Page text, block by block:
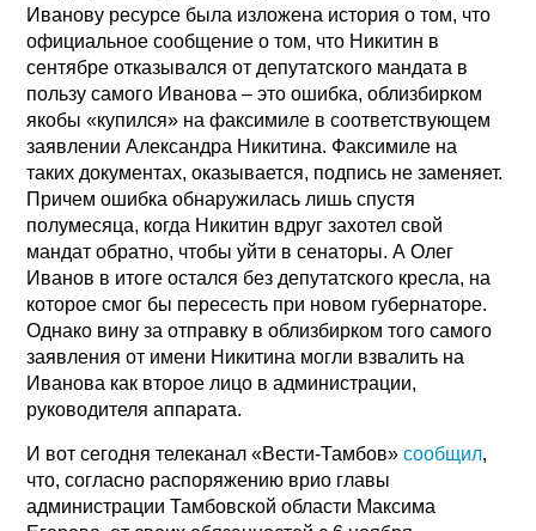
Иванову ресурсе была изложена история о том, что
официальное сообщение о том, что Никитин в
сентябре отказывался от депутатского мандата в
пользу самого Иванова – это ошибка, облизбирком
якобы «купился» на факсимиле в соответствующем
заявлении Александра Никитина. Факсимиле на
таких документах, оказывается, подпись не заменяет.
Причем ошибка обнаружилась лишь спустя
полумесяца, когда Никитин вдруг захотел свой
мандат обратно, чтобы уйти в сенаторы. А Олег
Иванов в итоге остался без депутатского кресла, на
которое смог бы пересесть при новом губернаторе.
Однако вину за отправку в облизбирком того самого
заявления от имени Никитина могли взвалить на
Иванова как второе лицо в администрации,
руководителя аппарата.
И вот сегодня телеканал «Вести-Тамбов»сообщил,
что, согласно распоряжению врио главы
администрации Тамбовской области Максима